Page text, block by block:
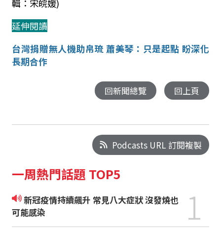
輯：宋皖媛)
延伸閱讀
台灣捐贈無人機助帛琉 蕭美琴：只是起點 盼深化
長期合作
回新聞總覽 回上頁
Podcasts URL 訂閱複製
一周熱門話題 TOP5
新冠疫情持續飆升 常見八大症狀 沒發燒也
可能感染
1